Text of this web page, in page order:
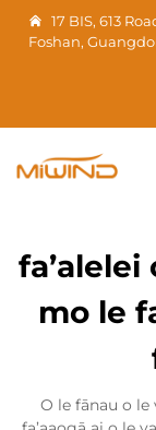
17 BIS, 613
Foshan,
fa’alelei
mo le
O le fānau o le